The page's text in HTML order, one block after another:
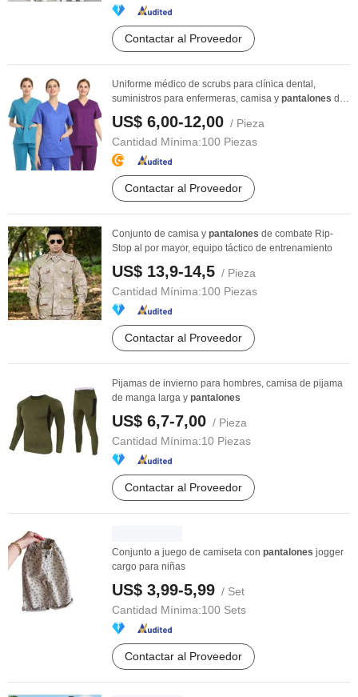
Contactar al Proveedor
Uniforme médico de scrubs para clínica dental,
suministros para enfermeras, camisa y pantalones de
US$ 6,00-12,00 / Pieza
Cantidad Mínima:100 Piezas
Contactar al Proveedor
Conjunto de camisa y pantalones de combate Rip-
Stop al por mayor, equipo táctico de entrenamiento
US$ 13,9-14,5 / Pieza
Cantidad Mínima:100 Piezas
Contactar al Proveedor
Pijamas de invierno para hombres, camisa de pijama
de manga larga y pantalones
US$ 6,7-7,00 / Pieza
Cantidad Mínima:10 Piezas
Contactar al Proveedor
Conjunto a juego de camiseta con pantalones jogger
cargo para niñas
US$ 3,99-5,99 / Set
Cantidad Mínima:100 Sets
Contactar al Proveedor